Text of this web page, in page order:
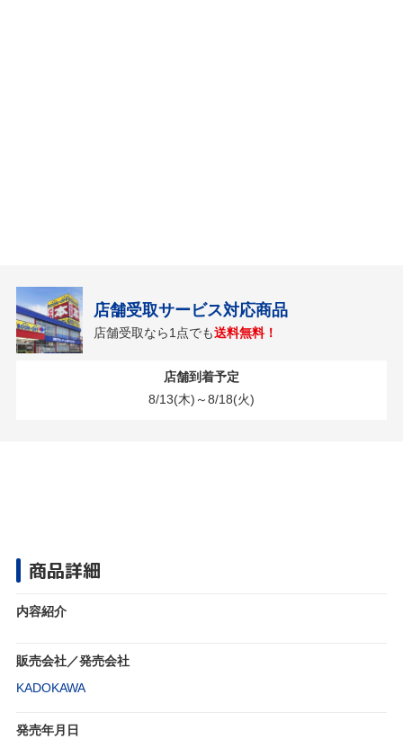
店舗受取サービス対応商品
店舗受取なら1点でも送料無料！
店舗到着予定
8/13(木)～8/18(火)
商品詳細
内容紹介
販売会社／発売会社
KADOKAWA
発売年月日